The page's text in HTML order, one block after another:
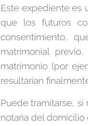
Este expediente es
que los futuros
consentimiento,
matrimonial
matrimonio (por
resultarían
Puede tramitarse,
notaria del